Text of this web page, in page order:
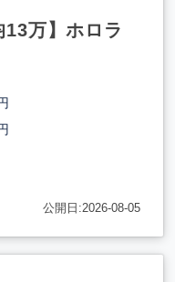
13万】ホロラ
公開日:2026-08-05